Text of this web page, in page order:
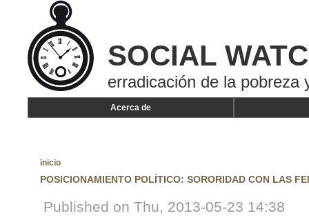
SOCIAL
erradicación de la pobreza
Acerca de
inicio
POSICIONAMIENTO POLÍTICO: SORORIDAD CON LAS
Published on Thu, 2013-05-23 14:38